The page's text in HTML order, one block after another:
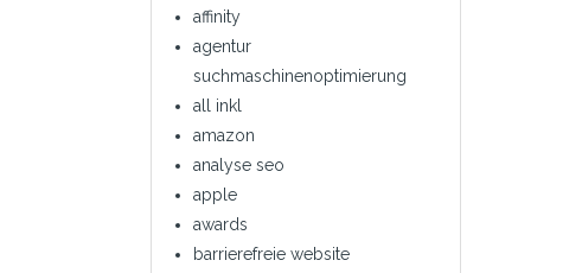
affinity
agentur
suchmaschinenoptimierung
all inkl
amazon
analyse seo
apple
awards
barrierefreie website